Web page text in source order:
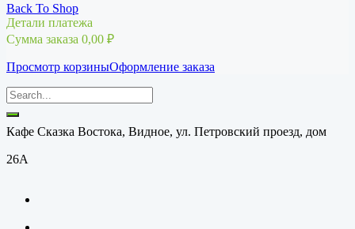
Back To Shop
Детали платежа
Сумма заказа 0,00 ₽
Просмотр корзиныОформление заказа
Кафе Сказка Востока, Видное, ул. Петровский проезд, дом
26А